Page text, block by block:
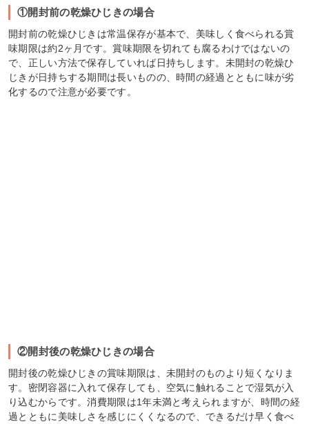
①開封前の乾燥ひじきの場合
開封前の乾燥ひじきは常温保存が基本で、美味しく食べられる賞
味期限は約2ヶ月です。賞味期限を切れても腐るわけではないの
で、正しい方法で保存していれば日持ちします。未開封の乾燥ひ
じきが日持ちする期間は長いものの、時間の経過とともに味が劣
化するので注意が必要です。
②開封後の乾燥ひじきの場合
開封後の乾燥ひじきの賞味期限は、未開封のものより短くなりま
す。密閉容器に入れて保存しても、空気に触れることで湿気が入
り込むからです。消費期限は1年未満と考えられますが、時間の経
過とともに美味しさを感じにくくなるので、できるだけ早く食べ